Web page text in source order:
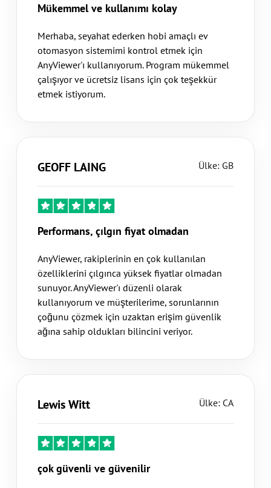
Mükemmel ve kullanımı kolay
Merhaba, seyahat ederken hobi amaçlı ev
otomasyon sistemimi kontrol etmek için
AnyViewer'ı kullanıyorum. Program mükemmel
çalışıyor ve ücretsiz lisans için çok teşekkür
etmek istiyorum.
GEOFF LAING Ülke: GB
Performans, çılgın fiyat olmadan
AnyViewer, rakiplerinin en çok kullanılan
özelliklerini çılgınca yüksek fiyatlar olmadan
sunuyor. AnyViewer'ı düzenli olarak
kullanıyorum ve müşterilerime, sorunlarının
çoğunu çözmek için uzaktan erişim güvenlik
ağına sahip oldukları bilincini veriyor.
Lewis Witt Ülke: CA
çok güvenli ve güvenilir